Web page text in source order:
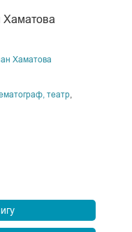
Хаматова
Хаматова
театр,